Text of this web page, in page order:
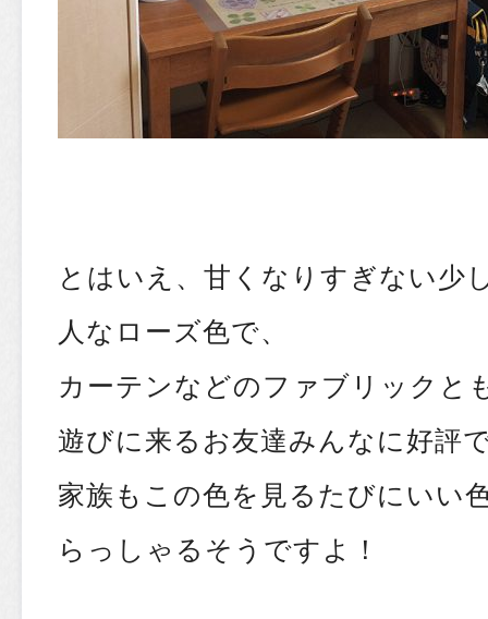
とはいえ、甘くなりすぎない少
人なローズ色で、
カーテンなどのファブリックと
遊びに来るお友達みんなに好評
家族もこの色を見るたびにいい
らっしゃるそうですよ！